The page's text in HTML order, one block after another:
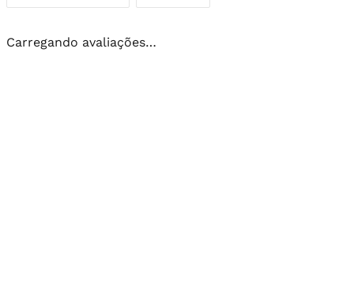
Carregando avaliações…